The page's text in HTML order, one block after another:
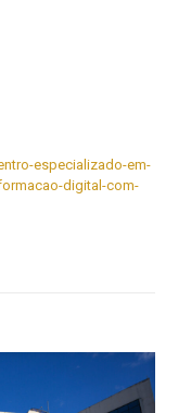
especializado-em-
digital-com-